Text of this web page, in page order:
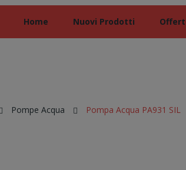
Home Nuovi Prodotti
Pompe Acqua Pompa Acqua PA931 SIL